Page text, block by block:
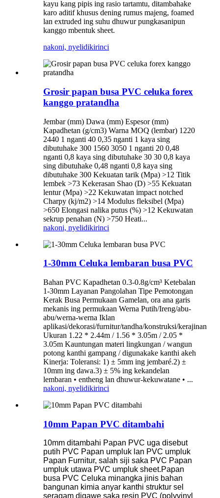
kayu kang pipis ing rasio tartamtu, ditambahake
karo aditif khusus dening rumus majeng, foamed
lan extruded ing suhu dhuwur pungkasanipun
kanggo mbentuk sheet.
nakoni, nyelidikirinci
Grosir papan busa PVC celuka forex
kanggo pratandha
Jembar (mm) Dawa (mm) Espesor (mm)
Kapadhetan (g/cm3) Warna MOQ (lembar) 1220
2440 1 nganti 40 0,35 nganti 1 kaya sing
dibutuhake 300 1560 3050 1 nganti 20 0,48
nganti 0,8 kaya sing dibutuhake 30 30 0,8 kaya
sing dibutuhake 0,48 nganti 0,8 kaya sing
dibutuhake 300 Kekuatan tarik (Mpa) >12 Titik
lembek >73 Kekerasan Shao (D) >55 Kekuatan
lentur (Mpa) >22 Kekuwatan impact notched
Charpy (kj/m2) >14 Modulus fleksibel (Mpa)
>650 Elongasi nalika putus (%) >12 Kekuwatan
sekrup penahan (N) >750 Heati...
nakoni, nyelidikirinci
1-30mm Celuka lembaran busa PVC
Bahan PVC Kapadhetan 0.3-0.8g/cm³ Ketebalan
1-30mm Layanan Pangolahan Tipe Pemotongan
Kerak Busa Permukaan Gamelan, ora ana garis
mekanis ing permukaan Werna Putih/Ireng/abu-
abu/werna-werna Iklan
aplikasi/dekorasi/furnitur/tandha/konstruksi/kerajinan
Ukuran 1.22 * 2.44m / 1.56 * 3.05m / 2.05 *
3.05m Kauntungan materi lingkungan / wangun
potong kanthi gampang / digunakake kanthi akeh
Kinerja: Toleransi: 1) ± 5mm ing jembaré.2) ±
10mm ing dawa.3) ± 5% ing kekandelan
lembaran • entheng lan dhuwur-kekuwatane • ...
nakoni, nyelidikirinci
10mm Papan PVC ditambahi
10mm ditambahi Papan PVC uga disebut
putih PVC Papan umpluk lan PVC umpluk
Papan Furnitur, salah siji saka PVC Papan
umpluk utawa PVC umpluk sheet.Papan
busa PVC Celuka minangka jinis bahan
bangunan kimia anyar kanthi struktur sel
seragam digawe saka resin PVC (polyvinyl